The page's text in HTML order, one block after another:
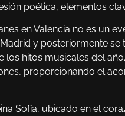
poética, elementos
en Valencia no es un
y posteriormente
los hitos musicales del
proporcionando el
Sofía, ubicado en el